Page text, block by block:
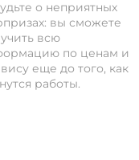
о неприятных
вы сможете
всю
по ценам и
еще до того, как
работы.